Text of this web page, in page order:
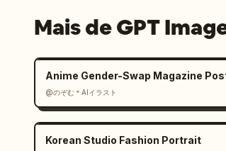
Mais de GPT
Anime Gender-Swap Magazine
@のぞむ＊AIイラスト
Korean Studio Fashion Portrait